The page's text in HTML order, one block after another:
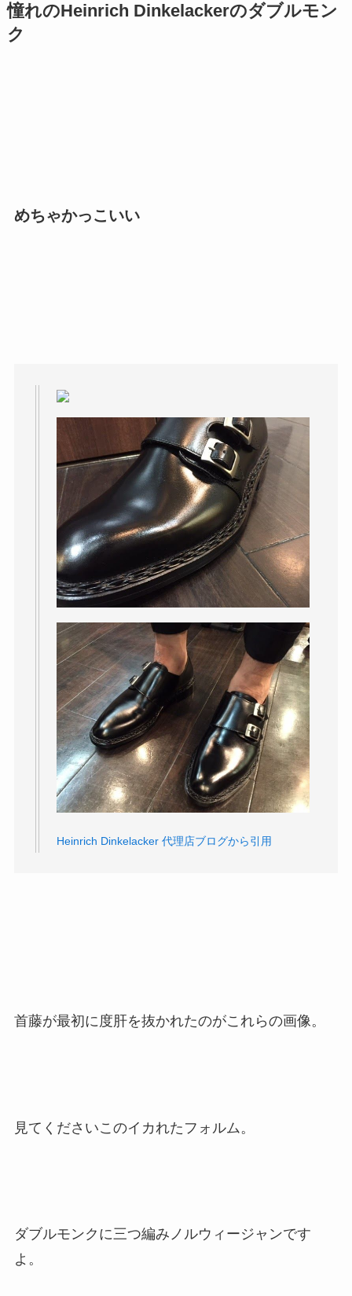
憧れのHeinrich Dinkelackerのダブルモン
ク
めちゃかっこいい
Heinrich Dinkelacker 代理店ブログから引用
首藤が最初に度肝を抜かれたのがこれらの画像。
見てくださいこのイカれたフォルム。
ダブルモンクに三つ編みノルウィージャンです
よ。